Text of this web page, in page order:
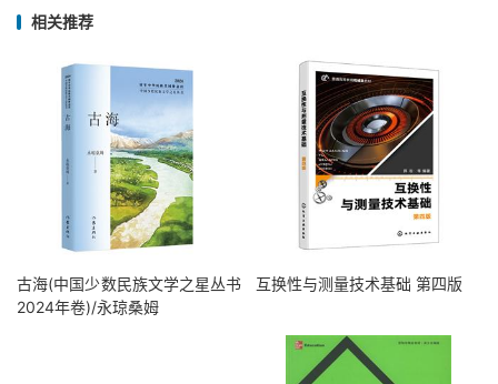
相关推荐
古海(中国少数民族文学之星丛书
2024年卷)/永琼桑姆
互换性与测量技术基础 第四版